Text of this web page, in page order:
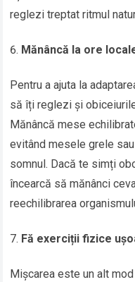
reglezi treptat ritmul
Mănâncă la ore
Pentru a ajuta la
să îți reglezi și
Mănâncă mese
evitând mesele grele
somnul. Dacă te simți
încearcă să mănânci
reechilibrarea
Fă exerciții fizice
Mișcarea este un alt